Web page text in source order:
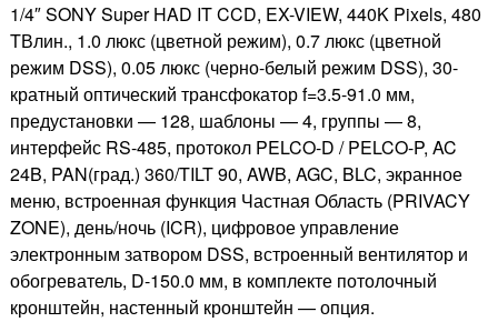
1/4″ SONY Super HAD IT CCD, EX-VIEW, 440K Pixels, 480
TВлин., 1.0 люкс (цветной режим), 0.7 люкс (цветной
режим DSS), 0.05 люкс (черно-белый режим DSS), 30-
кратный оптический трансфокатор f=3.5-91.0 мм,
предустановки — 128, шаблоны — 4, группы — 8,
интерфейс RS-485, протокол PELCO-D / PELCO-P, AC
24B, PAN(град.) 360/TILT 90, AWB, AGC, BLC, экранное
меню, встроенная функция Частная Область (PRIVACY
ZONE), день/ночь (ICR), цифровое управление
электронным затвором DSS, встроенный вентилятор и
обогреватель, D-150.0 мм, в комплекте потолочный
кронштейн, настенный кронштейн — опция.